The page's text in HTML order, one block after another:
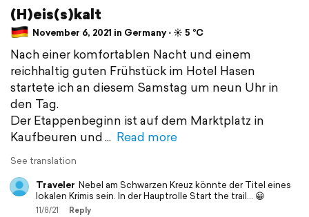
(H)eis(s)kalt
November 6, 2021 in Germany ⋅ ☀️ 5 °C
Nach einer komfortablen Nacht und einem
reichhaltig guten Frühstück im Hotel Hasen
startete ich an diesem Samstag um neun Uhr in
den Tag.
Der Etappenbeginn ist auf dem Marktplatz in
Kaufbeuren und
Read more
See translation
Traveler Nebel am Schwarzen Kreuz könnte der Titel eines
lokalen Krimis sein. In der Hauptrolle Start the trail... 😀
11/8/21 Reply